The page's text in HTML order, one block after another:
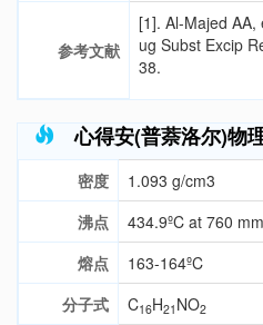
参考文献
[1]. Al-Majed AA,
ug Subst Excip
38.
心得安(普萘洛尔)物
密度
1.093 g/cm3
沸点
434.9ºC at 760
熔点
163-164ºC
分子式
C16H21 NO2